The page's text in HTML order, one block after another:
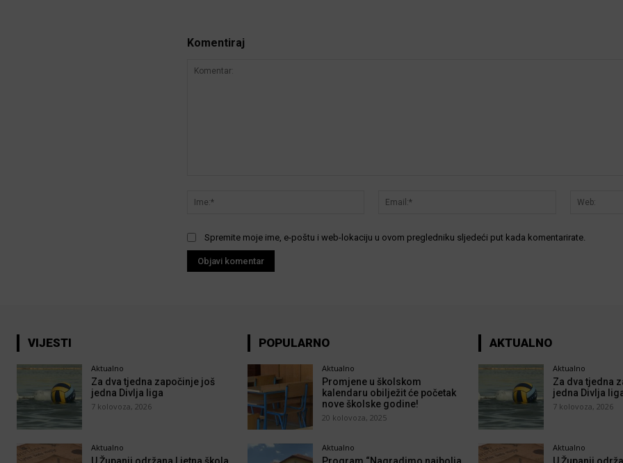
Komentiraj
Ime:*
Email:*
Spremite moje ime, e-poštu i web-lokaciju u ovom pregledniku sljedeći put kada komentarirate.
VIJESTI
Aktualno
Za dva tjedna započinje još
jedna Divlja liga
7 kolovoza, 2026
Aktualno
U Županji održana Ljetna škola
POPULARNO
Aktualno
Promjene u školskom
kalendaru obilježit će početak
nove školske godine!
20 kolovoza, 2025
Aktualno
Program “Nagradimo najbolja
AKTUALNO
Aktualno
Za dva tjedna
jedna Divlja
7 kolovoza, 2026
Aktualno
U Županji